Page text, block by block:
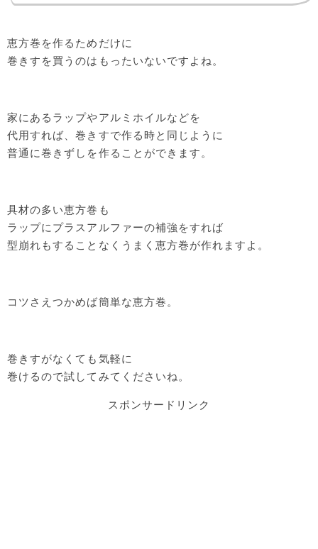
恵方巻を作るためだけに
巻きすを買うのはもったいないですよね。
家にあるラップやアルミホイルなどを
代用すれば、巻きすで作る時と同じように
普通に巻きずしを作ることができます。
具材の多い恵方巻も
ラップにプラスアルファーの補強をすれば
型崩れもすることなくうまく恵方巻が作れますよ。
コツさえつかめば簡単な恵方巻。
巻きすがなくても気軽に
巻けるので試してみてくださいね。
スポンサードリンク